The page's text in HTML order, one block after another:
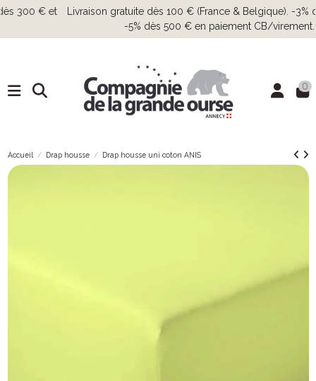
Livraison gratuite dès 100 € (France & Belgique). -3% dès 300 € et
-5% dès 500 € en paiement CB/virement.
0
Accueil Drap housse Drap housse uni coton ANIS